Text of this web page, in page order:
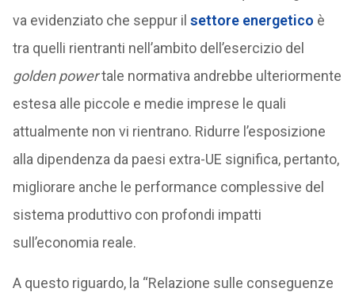
va evidenziato che seppur il settore energetico è
tra quelli rientranti nell’ambito dell’esercizio del
golden powertale normativa andrebbe ulteriormente
estesa alle piccole e medie imprese le quali
attualmente non vi rientrano. Ridurre l’esposizione
alla dipendenza da paesi extra-UE significa, pertanto,
migliorare anche le performance complessive del
sistema produttivo con profondi impatti
sull’economia reale.
A questo riguardo, la “Relazione sulle conseguenze